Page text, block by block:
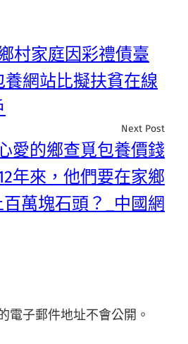
村家庭因彩禮債臺
養網站比擬扶貧在線
Next Post
愛的鄉查覓包養價錢
年來，他們要在家鄉
萬塊石頭？_中國網
電子郵件地址不會公開。